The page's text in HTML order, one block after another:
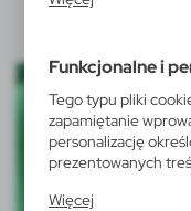
działania w celu
korzystasz, może
Funkcjonalne i
Tego typu pliki
zapamiętanie
personalizację
prezentowanych
Więcej